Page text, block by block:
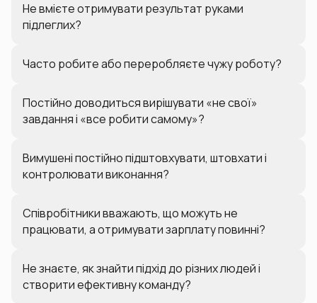
Не вмієте отримувати результат руками
підлеглих?
Часто робите або переробляєте чужу роботу?
Постійно доводиться вирішувати «не свої»
завдання і «все робити самому»?
Вимушені постійно підштовхувати, штовхати і
контролювати виконання?
Співробітники вважають, що можуть не
працювати, а отримувати зарплату повинні?
Не знаєте, як знайти підхід до різних людей і
створити ефективну команду?